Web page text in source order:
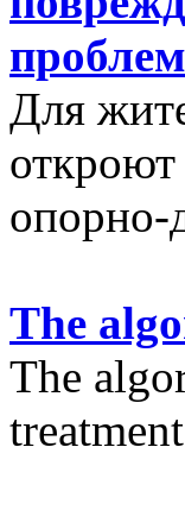
Для
опорно-
The
The